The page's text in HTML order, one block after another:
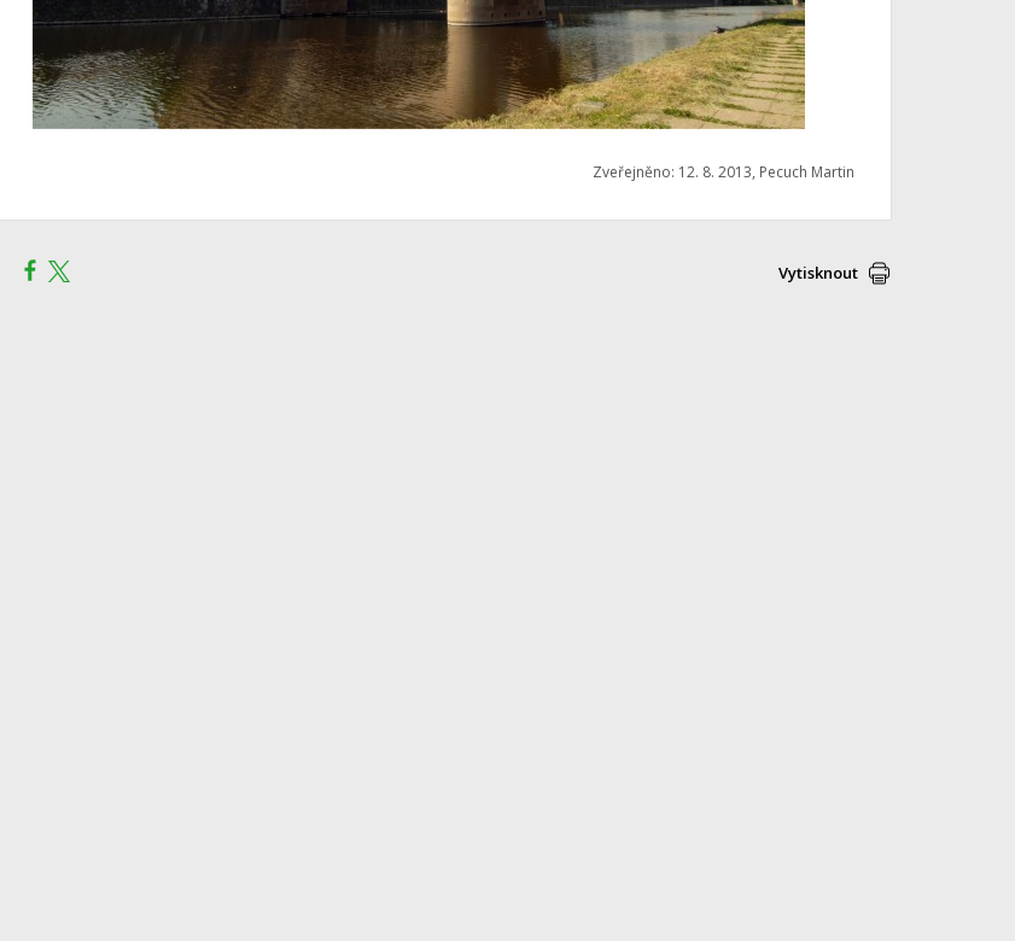
Zveřejněno: 12. 8. 2013, Pecuch Martin
Vytisknout